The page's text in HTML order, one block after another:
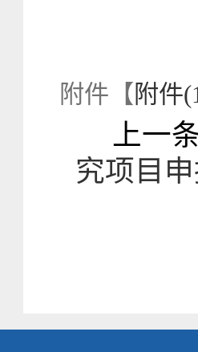
附件【 附件
上一
究项目